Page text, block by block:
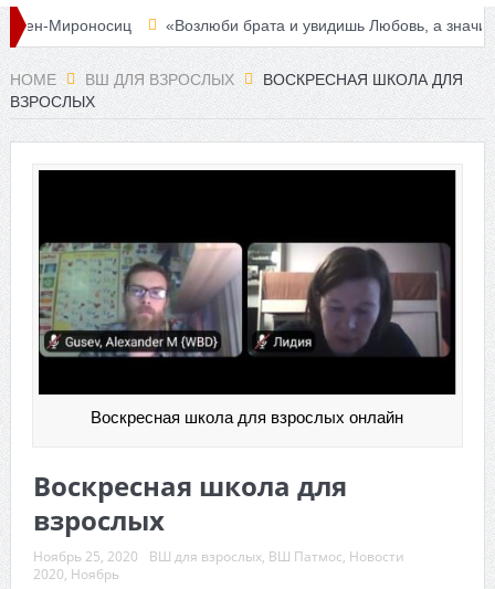
Мироносиц «Возлюби брата и увидишь Любовь, а значит,
объявляет набор
HOME ВШ ДЛЯ ВЗРОСЛЫХ
ВОСКРЕСНАЯ ШКОЛА ДЛЯ
ВЗРОСЛЫХ
Воскресная школа для взрослых онлайн
Воскресная школа для
взрослых
Ноябрь 25, 2020 ВШ для взрослых, ВШ Патмос, Новости
2020, Ноябрь